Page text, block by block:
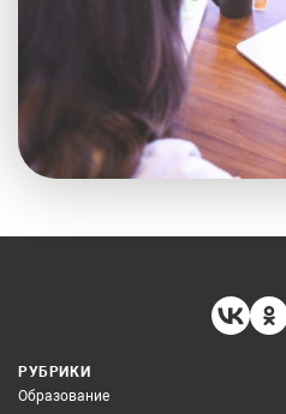
РУБРИКИ
Образование